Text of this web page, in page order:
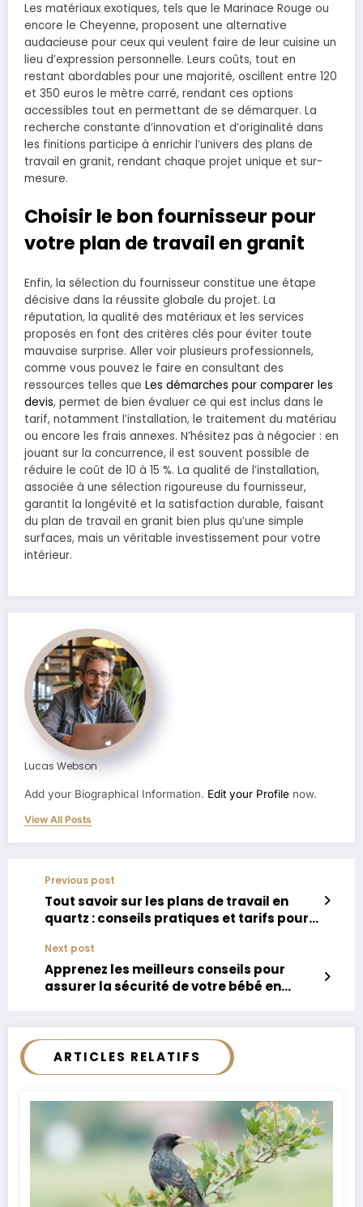
Les matériaux exotiques, tels que le Marinace Rouge ou
encore le Cheyenne, proposent une alternative
audacieuse pour ceux qui veulent faire de leur cuisine un
lieu d’expression personnelle. Leurs coûts, tout en
restant abordables pour une majorité, oscillent entre 120
et 350 euros le mètre carré, rendant ces options
accessibles tout en permettant de se démarquer. La
recherche constante d’innovation et d’originalité dans
les finitions participe à enrichir l’univers des plans de
travail en granit, rendant chaque projet unique et sur-
mesure.
Choisir le bon fournisseur pour
votre plan de travail en granit
Enfin, la sélection du fournisseur constitue une étape
décisive dans la réussite globale du projet. La
réputation, la qualité des matériaux et les services
proposés en font des critères clés pour éviter toute
mauvaise surprise. Aller voir plusieurs professionnels,
comme vous pouvez le faire en consultant des
ressources telles que Les démarches pour comparer les
devis, permet de bien évaluer ce qui est inclus dans le
tarif, notamment l’installation, le traitement du matériau
ou encore les frais annexes. N’hésitez pas à négocier : en
jouant sur la concurrence, il est souvent possible de
réduire le coût de 10 à 15 %. La qualité de l’installation,
associée à une sélection rigoureuse du fournisseur,
garantit la longévité et la satisfaction durable, faisant
du plan de travail en granit bien plus qu’une simple
surfaces, mais un véritable investissement pour votre
intérieur.
Lucas Webson
Add your Biographical Information. Edit your Profile now.
View All Posts
Previous post
Tout savoir sur les plans de travail en
quartz : conseils pratiques et tarifs pour
Next post
Apprenez les meilleurs conseils pour
assurer la sécurité de votre bébé en
ARTICLES RELATIFS